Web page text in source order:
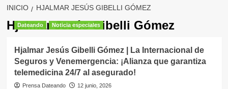
INICIO HJALMAR JESÚS GIBELLI GÓMEZ
Hjalmar Jesús Gibelli Gómez
Dateando Noticia especiales
Hjalmar Jesús Gibelli Gómez | La Internacional de
Seguros y Venemergencia: ¡Alianza que garantiza
telemedicina 24/7 al asegurado!
Prensa Dateando 12 junio, 2026